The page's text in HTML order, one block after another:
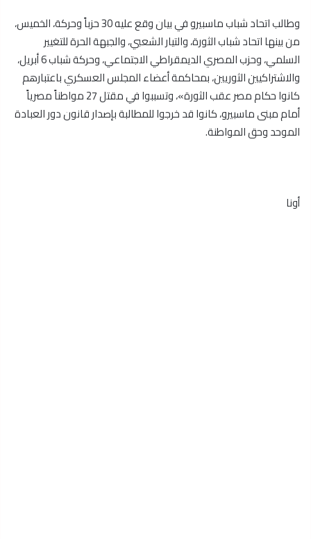
وطالب اتحاد شباب ماسبيرو في بيان وقع عليه 30 حزباً وحركة، الخميس،
من بينها اتحاد شباب الثورة، والتيار الشعبي، والجبهة الحرة للتغيير
السلمي، وحزب المصري الديمقراطي الاجتماعي، وحركة شباب 6 أبريل،
والاشتراكيين الثوريين، بمحاكمة أعضاء المجلس العسكري باعتبارهم
كانوا حكام مصر عقب الثورة»، وتسببوا في مقتل 27 مواطناً مصرياً
أمام مبنى ماسبيرو، كانوا قد خرجوا للمطالبة بإصدار قانون دور العبادة
الموحد وحق المواطنة.
أونا